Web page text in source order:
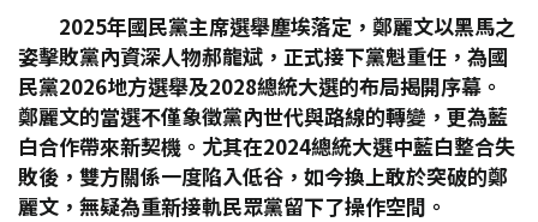
2025年國民黨主席選舉塵埃落定，鄭麗文以黑馬之
姿擊敗黨內資深人物郝龍斌，正式接下黨魁重任，為國
民黨2026地方選舉及2028總統大選的布局揭開序幕。
鄭麗文的當選不僅象徵黨內世代與路線的轉變，更為藍
白合作帶來新契機。尤其在2024總統大選中藍白整合失
敗後，雙方關係一度陷入低谷，如今換上敢於突破的鄭
麗文，無疑為重新接軌民眾黨留下了操作空間。